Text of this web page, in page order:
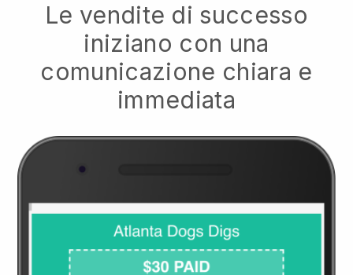
Le vendite di successo
iniziano con una
comunicazione chiara e
immediata